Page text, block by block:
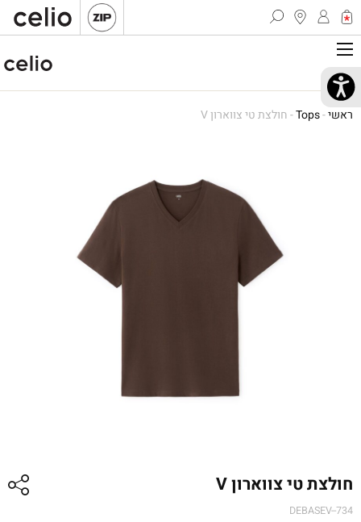
ראשי-
Tops
-חולצת טי צווארון V
חולצת טי צווארון V
DEBASEV--734